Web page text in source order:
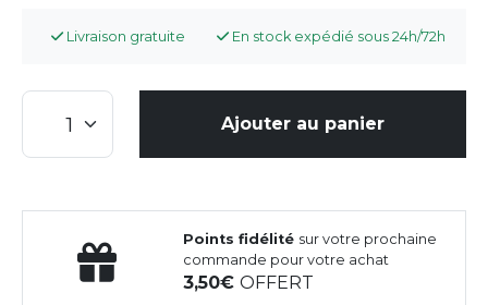
Livraison gratuite En stock expédié sous 24h/72h
Ajouter au panier
Points fidélité sur votre prochaine
commande pour votre achat
3,50OFFERT